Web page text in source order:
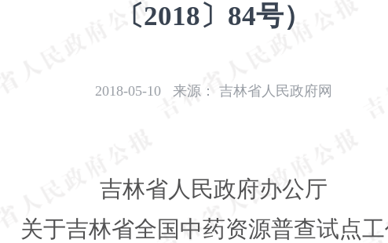
〔2018〕84号）
2018-05-10 来源： 吉林省人民政府网
吉林省人民政府办公厅
关于吉林省全国中药资源普查试点